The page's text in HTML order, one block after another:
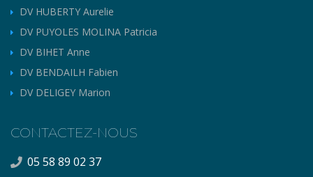
DV HUBERTY Aurelie
DV PUYOLES MOLINA Patricia
DV BIHET Anne
DV BENDAILH Fabien
DV DELIGEY Marion
CONTACTEZ-NOUS
05 58 89 02 37